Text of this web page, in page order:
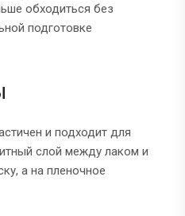
обходиться без
подготовке
и подходит для
слой между лаком и
а на пленочное